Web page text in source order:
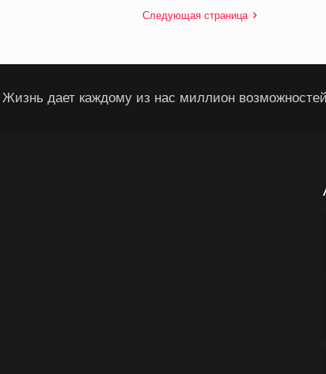
Следующая страница
Жизнь дает каждому из нас миллион